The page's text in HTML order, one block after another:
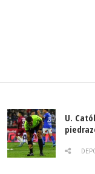
U.